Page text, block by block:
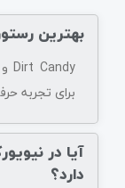
بهترین
برای تجربه
آیا در
دارد؟